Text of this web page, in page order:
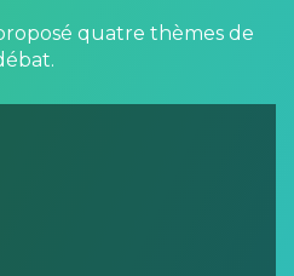
quatre thèmes de